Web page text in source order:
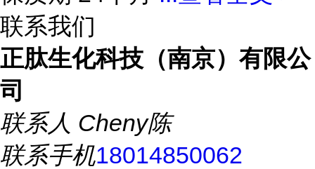
联系我们
正肽生化科技（南京）有限公
司
联系人 Cheny陈
联系手机18014850062